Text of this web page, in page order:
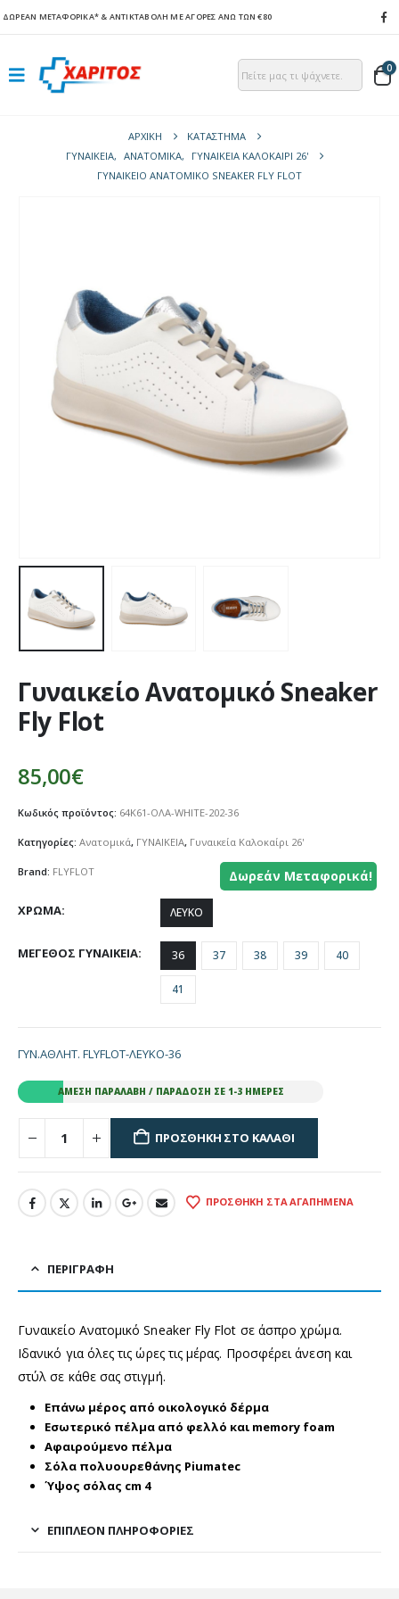
ΔΩΡΕΑΝ ΜΕΤΑΦΟΡΙΚΑ* & ΑΝΤΙΚΤΑΒΟΛΗ ΜΕ ΑΓΟΡΕΣ ΑΝΩ ΤΩΝ €80
0
ΑΡΧΙΚΉ
ΚΑΤΆΣΤΗΜΑ
ΓΥΝΑΙΚΕΙΑ, ΑΝΑΤΟΜΙΚΆ,
ΓΥΝΑΙΚΕΊΑ ΚΑΛΟΚΑΊΡΙ 26'
ΓΥΝΑΙΚΕΊΟ ΑΝΑΤΟΜΙΚΌ SNEAKER FLY FLOT
Γυναικείο Ανατομικό Sneaker
Fly Flot
85,00€
Κωδικός προϊόντος: 64K61-ΟΛΑ-WHITE-202-36
Κατηγορίες: Ανατομικά, ΓΥΝΑΙΚΕΙΑ, Γυναικεία Καλοκαίρι 26'
Brand: FLYFLOT Δωρεάν Μεταφορικά!
ΧΡΩΜΑ ΛΕΥΚΟ
ΜΕΓΕΘΟΣ ΓΥΝΑΙΚΕΙΑ 36 37 38 39 40
41
ΓΥΝ.ΑΘΛΗΤ. FLYFLOT-ΛΕΥΚΟ-36
ΆΜΕΣΗ ΠΑΡΑΛΑΒΉ / ΠΑΡΆΔΟΣΗ ΣΕ 1-3 ΗΜΈΡΕΣ
ΠΡΟΣΘΉΚΗ ΣΤΟ ΚΑΛΆΘΙ
ΠΡΟΣΘΉΚΗ ΣΤΑ ΑΓΑΠΗΜΈΝΑ
ΠΕΡΙΓΡΑΦΉ
Γυναικείο Ανατομικό Sneaker Fly Flot σε άσπρο χρώμα.
Ιδανικό για όλες τις ώρες τις μέρας. Προσφέρει άνεση και
στύλ σε κάθε σας στιγμή.
Επάνω μέρος από οικολογικό δέρμα
Εσωτερικό πέλμα από φελλό και memory foam
Αφαιρούμενο πέλμα
Σόλα πολυουρεθάνης Piumatec
Ύψος σόλας cm 4
ΕΠΙΠΛΈΟΝ ΠΛΗΡΟΦΟΡΊΕΣ